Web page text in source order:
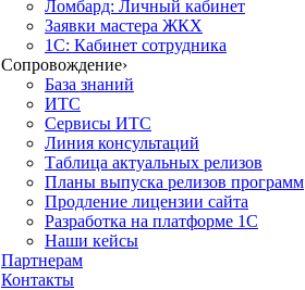
Ломбард: Личный кабинет
Заявки мастера ЖКХ
1С: Кабинет сотрудника
Сопровождение›
База знаний
ИТС
Сервисы ИТС
Линия консультаций
Таблица актуальных релизов
Планы выпуска релизов программ
Продление лицензии сайта
Разработка на платформе 1С
Наши кейсы
Партнерам
Контакты